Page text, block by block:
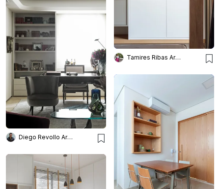
Tamires Ribas Arquitetura
Diego Revollo Arquitetura